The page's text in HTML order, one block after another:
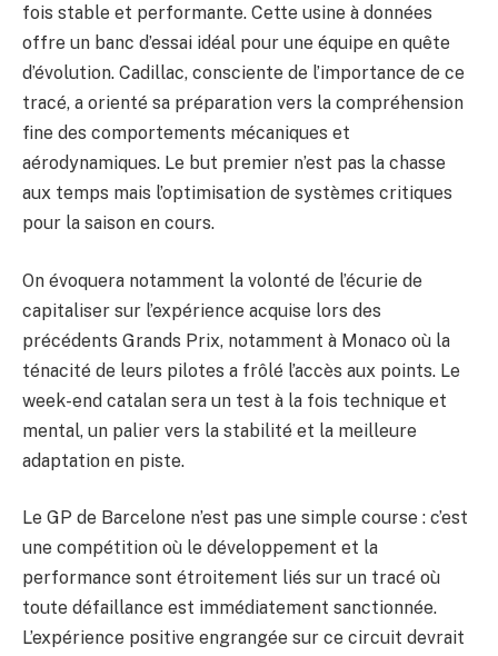
fois stable et performante. Cette usine à données
offre un banc d’essai idéal pour une équipe en quête
d’évolution. Cadillac, consciente de l’importance de ce
tracé, a orienté sa préparation vers la compréhension
fine des comportements mécaniques et
aérodynamiques. Le but premier n’est pas la chasse
aux temps mais l’optimisation de systèmes critiques
pour la saison en cours.
On évoquera notamment la volonté de l’écurie de
capitaliser sur l’expérience acquise lors des
précédents Grands Prix, notamment à Monaco où la
ténacité de leurs pilotes a frôlé l’accès aux points. Le
week-end catalan sera un test à la fois technique et
mental, un palier vers la stabilité et la meilleure
adaptation en piste.
Le GP de Barcelone n’est pas une simple course : c’est
une compétition où le développement et la
performance sont étroitement liés sur un tracé où
toute défaillance est immédiatement sanctionnée.
L’expérience positive engrangée sur ce circuit devrait